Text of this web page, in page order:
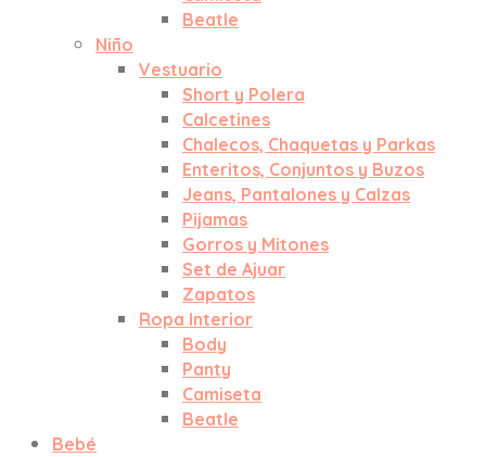
Beatle
Niño
Vestuario
Short y Polera
Calcetines
Chalecos, Chaquetas y Parkas
Enteritos, Conjuntos y Buzos
Jeans, Pantalones y Calzas
Pijamas
Gorros y Mitones
Set de Ajuar
Zapatos
Ropa Interior
Body
Panty
Camiseta
Beatle
Bebé